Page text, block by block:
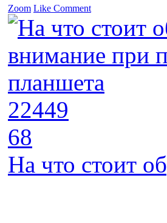
Zoom Like Comment
22449
68
На что стоит